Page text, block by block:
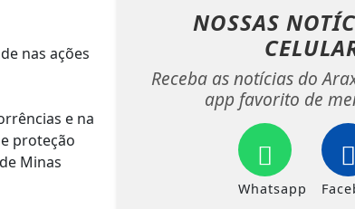
nas ações
e na
proteção
Minas
NOSSAS
Receba as notícias do
app favorito de
Whatsapp